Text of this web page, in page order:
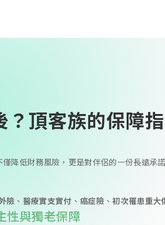
頂客族的保障
降低財務風險，更是對伴侶的一份長遠承
險 、 醫療實支實付 、 癌症險、初次罹患重大
性與獨老保障